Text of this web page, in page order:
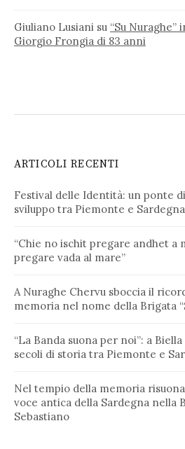
Giuliano Lusiani su “Su
Giorgio Frongia di 83 anni
ARTICOLI RECENTI
Festival delle Identità: un ponte
sviluppo tra Piemonte e Sardegna
“Chie no ischit pregare andhet a
pregare vada al mare”
A Nuraghe Chervu sboccia il
memoria nel nome della Brigata
“La Banda suona per noi”: a
secoli di storia tra Piemonte e
Nel tempio della memoria
voce antica della Sardegna nella
Sebastiano